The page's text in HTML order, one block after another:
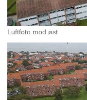
Luftfoto mod øst